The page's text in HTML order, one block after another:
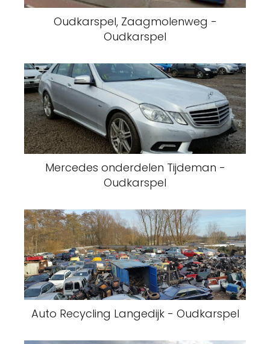
Oudkarspel, Zaagmolenweg -
Oudkarspel
Mercedes onderdelen Tijdeman -
Oudkarspel
Auto Recycling Langedijk - Oudkarspel